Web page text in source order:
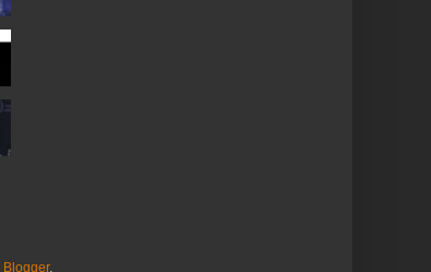
Blogger.